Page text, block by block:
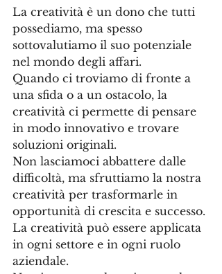
La creatività è un dono che tutti
possediamo, ma spesso
sottovalutiamo il suo potenziale
nel mondo degli affari.
Quando ci troviamo di fronte a
una sfida o a un ostacolo, la
creatività ci permette di pensare
in modo innovativo e trovare
soluzioni originali.
Non lasciamoci abbattere dalle
difficoltà, ma sfruttiamo la nostra
creatività per trasformarle in
opportunità di crescita e successo.
La creatività può essere applicata
in ogni settore e in ogni ruolo
aziendale.